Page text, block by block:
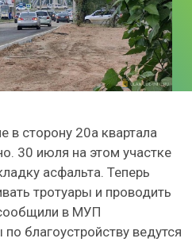
сторону 20а квартала
30 июля на этом участке
асфальта. Теперь
тротуары и проводить
в МУП
благоустройству ведутся